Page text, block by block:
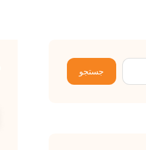
جستجو